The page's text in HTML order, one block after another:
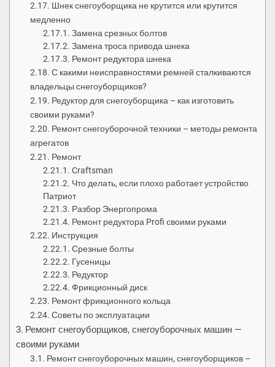
Шнек снегоуборщика не крутится или крутится
медленно
Замена срезных болтов
Замена троса привода шнека
Ремонт редуктора шнека
С какими неисправностями ремней сталкиваются
владельцы снегоуборщиков?
Редуктор для снегоуборщика – как изготовить
своими руками?
Ремонт снегоуборочной техники – методы ремонта
агрегатов
Ремонт
Craftsman
Что делать, если плохо работает устройство
Патриот
Разбор Энергопрома
Ремонт редуктора Profi своими руками
Инструкция
Срезные болты
Гусеницы
Редуктор
Фрикционный диск
Ремонт фрикционного кольца
Советы по эксплуатации
Ремонт снегоуборщиков, снегоуборочных машин —
своими руками
Ремонт снегоуборочных машин, снегоуборщиков –